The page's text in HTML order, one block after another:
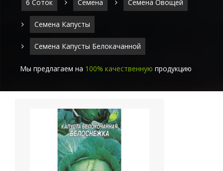
6 Соток Семена Семена Овощей
Семена Капусты
Семена Капусты Белокачанной
Мы предлагаем на 100% качественную продукцию